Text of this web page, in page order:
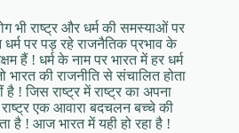
भी राष्ट्र और धर्म की समस्याओं पर
पर पड़ रहे राजनैतिक प्रभाव के
हैं ! धर्म के नाम पर भारत में हर धर्म
भारत की राजनीति से संचालित होता
है ! जिस राष्ट्र में राष्ट्र का अपना
राष्ट्र एक आवारा बदचलन बच्चे की
है ! आज भारत में यही हो रहा है !